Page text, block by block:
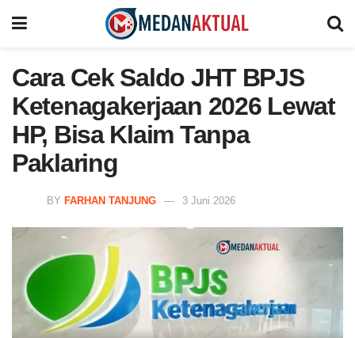
Cara Cek Saldo JHT BPJS
Ketenagakerjaan 2026 Lewat
HP, Bisa Klaim Tanpa
Paklaring
BY FARHAN TANJUNG 3 Juni 2026